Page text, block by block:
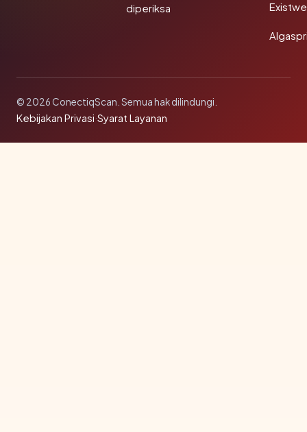
diperiksa
© 2026 ConectiqScan. Semua hak dilindungi.
Kebijakan Privasi·Syarat Layanan